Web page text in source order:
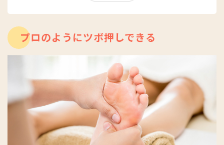
プロのようにツボ押しできる